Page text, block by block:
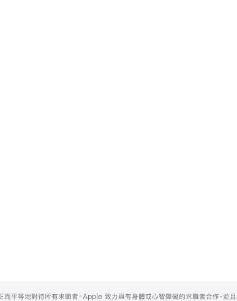
平等地對待所有求職者。Apple 致力與有身體或心智障礙的求職者合作，並且